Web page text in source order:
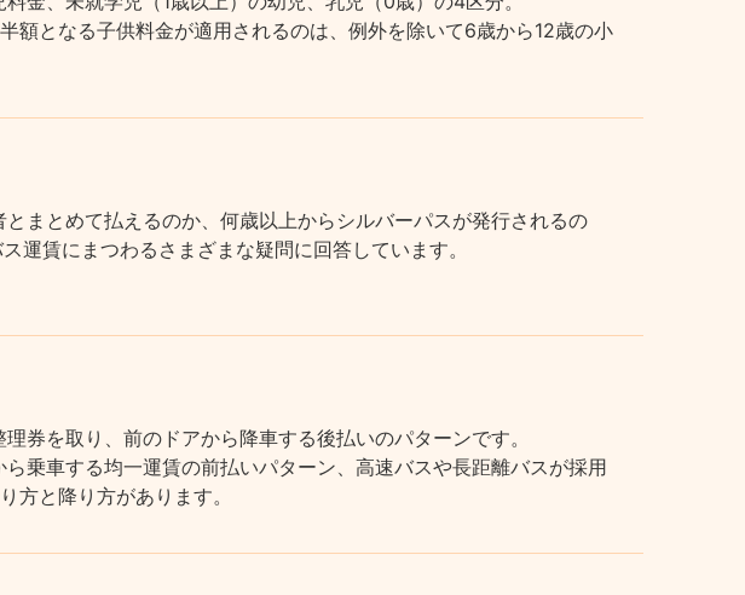
額となる子供料金が適用されるのは、例外を除いて6歳から12歳の小
まとめて払えるのか、何歳以上からシルバーパスが発行されるの
運賃にまつわるさまざまな疑問に回答しています。
券を取り、前のドアから降車する後払いのパターンです。
乗車する均一運賃の前払いパターン、高速バスや長距離バスが採用
方と降り方があります。